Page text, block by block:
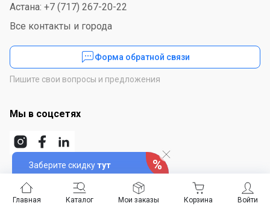
Главная Каталог Войти
Мои заказы Корзина
Заберите скидкутут
Астана: +7 (717) 267-20-22
Все контакты и города
Форма обратной связи
Пишите свои вопросы и предложения
Мы в соцсетях